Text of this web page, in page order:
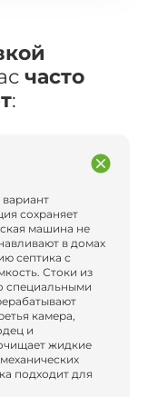
часто
:
сохраняет
машина не
в домах
септика с
Стоки из
специальными
камера,
и
жидкие
подходит для